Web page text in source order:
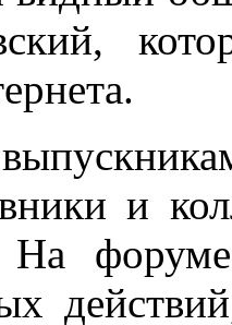
и
форуме